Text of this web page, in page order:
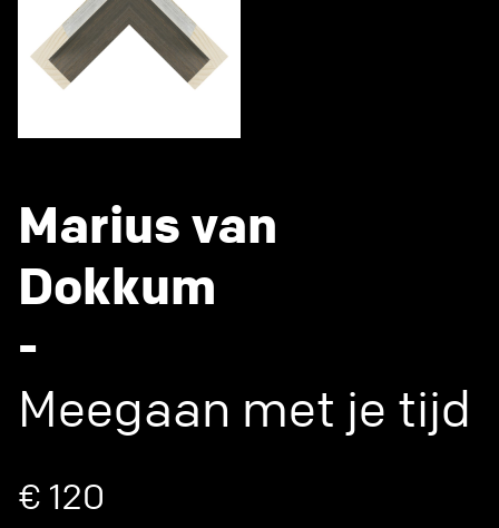
Marius van
Dokkum
-
Meegaan met je tijd
€ 120